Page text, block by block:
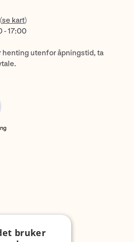
(se kart)
- 17:00
henting utenfor åpningstid, ta
bruker